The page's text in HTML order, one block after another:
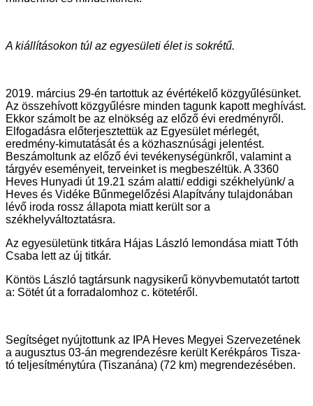
A kiállításokon túl az egyesületi élet is sokrétű.
2019. március 29-én tartottuk az évértékelő közgyűlésünket.
Az összehívott közgyűlésre minden tagunk kapott meghívást.
Ekkor számolt be az elnökség az előző évi eredményről.
Elfogadásra előterjesztettük az Egyesület mérlegét,
eredmény-kimutatását és a közhasznúsági jelentést.
Beszámoltunk az előző évi tevékenységünkről, valamint a
tárgyév eseményeit, terveinket is megbeszéltük. A 3360
Heves Hunyadi út 19.21 szám alatti/ eddigi székhelyünk/ a
Heves és Vidéke Bűnmegelőzési Alapítvány tulajdonában
lévő iroda rossz állapota miatt került sor a
székhelyváltoztatásra.
Az egyesületünk titkára Hájas László lemondása miatt Tóth
Csaba lett az új titkár.
Köntös László tagtársunk nagysikerű könyvbemutatót tartott
a: Sötét út a forradalomhoz c. kötetéről.
Segítséget nyújtottunk az IPA Heves Megyei Szervezetének
a augusztus 03-án megrendezésre került Kerékpáros Tisza-
tó teljesítménytúra (Tiszanána) (72 km) megrendezésében.